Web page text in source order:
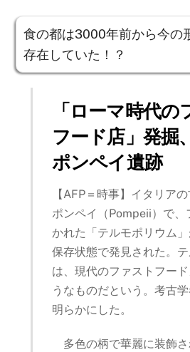
食の都は3000年前から今の
存在していた！？
「ローマ時代の
フード店」発掘
ポンペイ遺跡
【AFP＝時事】イタリア
ポンペイ（Pompeii）で、
かれた「テルモポリウム
保存状態で発見された。
は、現代のファストフー
うなものだという。考古学
明らかにした。
多色の柄で華麗に装飾